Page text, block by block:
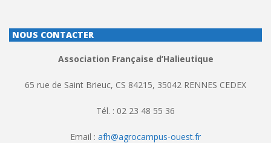
NOUS CONTACTER
Association Française d’Halieutique
65 rue de Saint Brieuc, CS 84215, 35042 RENNES CEDEX
Tél. : 02 23 48 55 36
Email : afh@agrocampus-ouest.fr